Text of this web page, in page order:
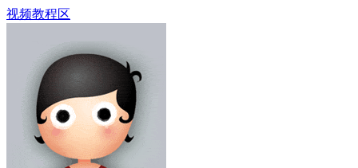
视频教程区